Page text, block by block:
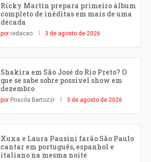
Ricky Martin prepara primeiro álbum
completo de inéditas em mais de uma
década
por redacao 3 de agosto de 2026
Shakira em São José do Rio Preto? O
que se sabe sobre possível show em
dezembro
por Priscila Bertozzi 3 de agosto de 2026
Xuxa e Laura Pausini farão São Paulo
cantar em português, espanhol e
italiano na mesma noite